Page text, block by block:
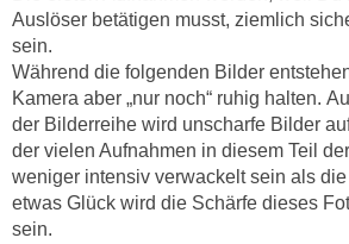
Auslöser betätigen musst, ziemlich
sein.
Während die folgenden Bilder
Kamera aber „nur noch“ ruhig halten.
der Bilderreihe wird unscharfe Bilder
der vielen Aufnahmen in diesem Teil
weniger intensiv verwackelt sein als
etwas Glück wird die Schärfe dieses
sein.